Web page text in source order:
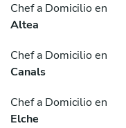
Chef a Domicilio en
Altea
Chef a Domicilio en
Canals
Chef a Domicilio en
Elche